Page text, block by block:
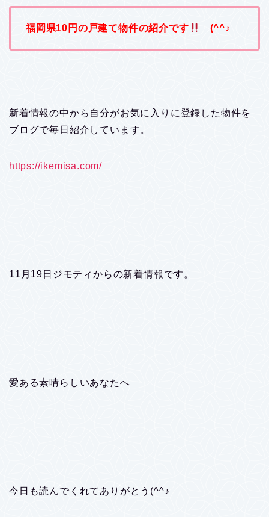
福岡県10円の戸建て物件の紹介です (^^♪
新着情報の中から自分がお気に入りに登録した物件を
ブログで毎日紹介しています。
https://ikemisa.com/
11月19日ジモティからの新着情報です。
愛ある素晴らしいあなたへ
今日も読んでくれてありがとう(^^♪